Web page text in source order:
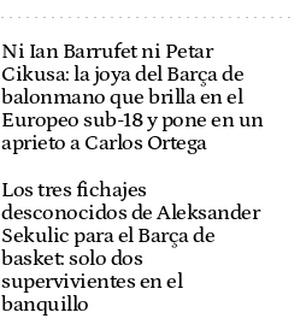
Ni Ian Barrufet ni Petar
Cikusa: la joya del Barça de
balonmano que brilla en el
Europeo sub-18 y pone en un
aprieto a Carlos Ortega
Los tres fichajes
desconocidos de Aleksander
Sekulic para el Barça de
basket: solo dos
supervivientes en el
banquillo